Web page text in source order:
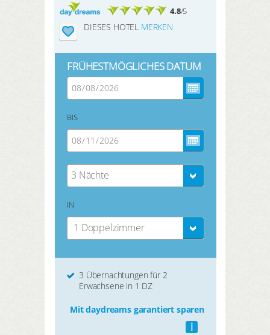
4.8/5
DIESES HOTEL MERKEN
FRÜHESTMÖGLICHES DATUM
BIS
3 Nächte
IN
1 Doppelzimmer
3 Übernachtungen für 2
Erwachsene in 1 DZ
Mit daydreams garantiert sparen
i